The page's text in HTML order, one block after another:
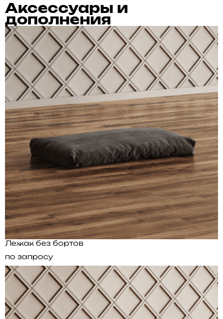
Аксессуары и
дополнения
Лежак без бортов
по запросу